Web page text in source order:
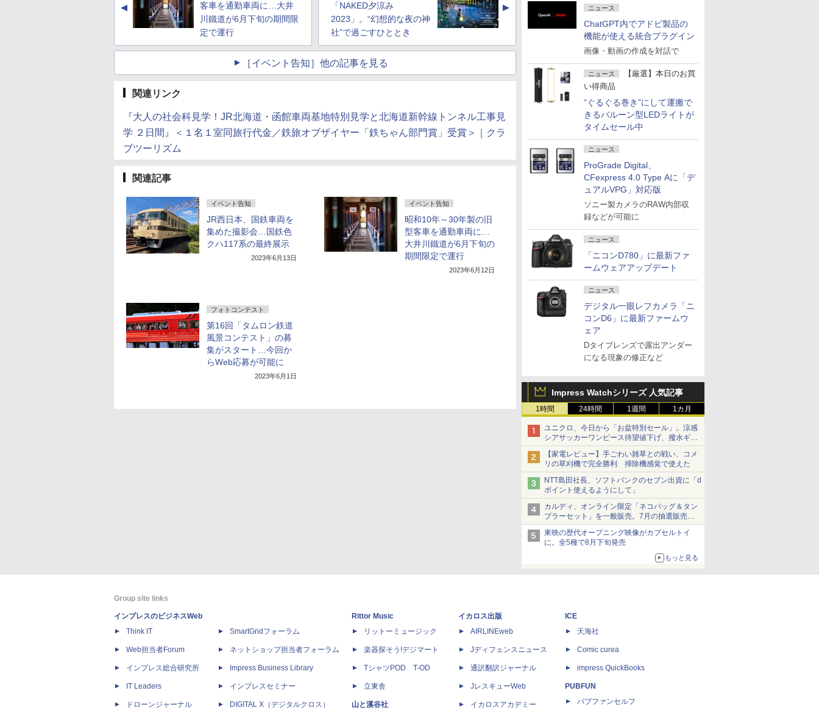
ニュース
ChatGPT内でアドビ製品の
機能が使える統合プラグイン
画像・動画の作成を対話で
ニュース
【厳選】本日のお買
い得商品
“ぐるぐる巻き”にして運搬で
きるバルーン型LEDライトが
タイムセール中
ニュース
ProGrade Digital、
CFexpress 4.0 Type Aに「デ
ュアルVPG」対応版
ソニー製カメラのRAW内部収
録などが可能に
ニュース
「ニコンD780」に最新ファ
ームウェアアップデート
ニュース
デジタル一眼レフカメラ「ニ
コンD6」に最新ファームウ
ェア
Dタイプレンズで露出アンダー
になる現象の修正など
Impress Watchシリーズ 人気記事
1時間 24時間 1週間 1カ月
ユニクロ、今日から「お盆特別セール」。涼感
シアサッカーワンピース待望値下げ、撥水ギア
ショーツは1990円に
【家電レビュー】手ごわい雑草との戦い、コメ
リの草刈機で完全勝利 掃除機感覚で使えた
NTT島田社長、ソフトバンクのセブン出資に「d
ポイント使えるようにして」
カルディ、オンライン限定「ネコバッグ＆タン
ブラーセット」を一般販売。7月の抽選販売の
当選無効分
東映の歴代オープニング映像がカプセルトイ
に。全5種で8月下旬発売
もっと見る
▲
客車を通勤車両に…大井
川鐵道が6月下旬の期間限
定で運行
「NAKED夕涼み
2023」。“幻想的な夜の神
社”で過ごすひととき
▲
［イベント告知］他の記事を見る
関連リンク
『大人の社会科見学！JR北海道・函館車両基地特別見学と北海道新幹線トンネル工事見
学 ２日間』＜１名１室同旅行代金／鉄旅オブザイヤー「鉄ちゃん部門賞」受賞＞｜クラ
ブツーリズム
関連記事
イベント告知
JR西日本、国鉄車両を
集めた撮影会…国鉄色
クハ117系の最終展示
2023年6月13日
イベント告知
昭和10年～30年製の旧
型客車を通勤車両に…
大井川鐵道が6月下旬の
期間限定で運行
2023年6月12日
フォトコンテスト
第16回「タムロン鉄道
風景コンテスト」の募
集がスタート…今回か
らWeb応募が可能に
2023年6月1日
Group site links
インプレスのビジネスWeb
Think IT
Web担当者Forum
インプレス総合研究所
IT Leaders
ドローンジャーナル
SmartGridフォーラム
ネットショップ担当者フォーラム
Impress Business Library
インプレスセミナー
DIGITAL X（デジタルクロス）
Rittor Music
リットーミュージック
楽器探そう!デジマート
TシャツPOD T-OD
立東舎
山と溪谷社
イカロス出版
AIRLINEweb
Jディフェンスニュース
通訳翻訳ジャーナル
JレスキューWeb
イカロスアカデミー
ICE
天海社
Comic curea
impress QuickBooks
PUBFUN
パブファンセルフ